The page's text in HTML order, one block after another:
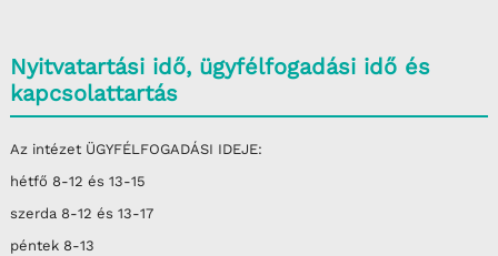
Nyitvatartási idő, ügyfélfogadási idő és
kapcsolattartás
Az intézet ÜGYFÉLFOGADÁSI IDEJE:
hétfő 8-12 és 13-15
szerda 8-12 és 13-17
péntek 8-13